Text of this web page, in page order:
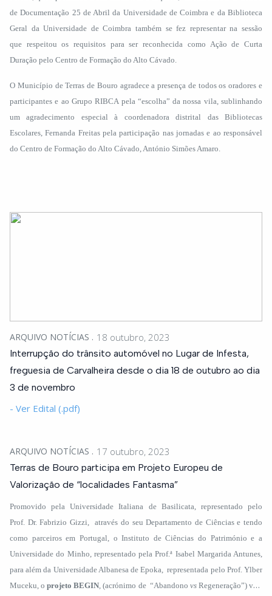
de Documentação 25 de Abril da Universidade de Coimbra e da Biblioteca
Geral da Universidade de Coimbra também se fez representar na sessão
que respeitou os requisitos para ser reconhecida como Ação de Curta
Duração pelo Centro de Formação do Alto Cávado.
O Município de Terras de Bouro agradece a presença de todos os oradores e
participantes e ao Grupo RIBCA pela “escolha” da nossa vila, sublinhando
um agradecimento especial à coordenadora distrital das Bibliotecas
Escolares, Fernanda Freitas pela participação nas jornadas e ao responsável
do Centro de Formação do Alto Cávado, António Simões Amaro.
ARQUIVO NOTÍCIAS 18 outubro, 2023
Interrupção do trânsito automóvel no Lugar de Infesta,
freguesia de Carvalheira desde o dia 18 de outubro ao dia
3 de novembro
- Ver Edital (.pdf)
ARQUIVO NOTÍCIAS 17 outubro, 2023
Terras de Bouro participa em Projeto Europeu de
Valorização de “localidades Fantasma”
Promovido pela Universidade Italiana de Basilicata, representado pelo
Prof. Dr. Fabrizio Gizzi, através do seu Departamento de Ciências e tendo
como parceiros em Portugal, o Instituto de Ciências do Património e a
Universidade do Minho, representado pela Prof.ª Isabel Margarida Antunes,
para além da Universidade Albanesa de Epoka, representada pelo Prof. Ylber
Muceku, oprojeto BEGIN, (acrónimo de “Abandono vsRegeneração”) visa